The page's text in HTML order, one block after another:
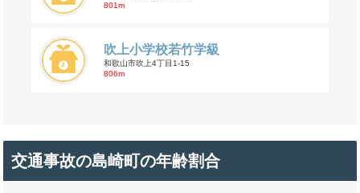
801m
吹上小学校若竹学級
和歌山市吹上4丁目1-15
806m
交通事故の島崎町の年齢割合